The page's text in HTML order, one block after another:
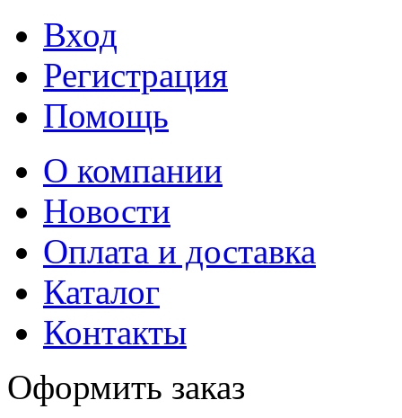
Вход
Регистрация
Помощь
О компании
Новости
Оплата и доставка
Каталог
Контакты
Оформить заказ